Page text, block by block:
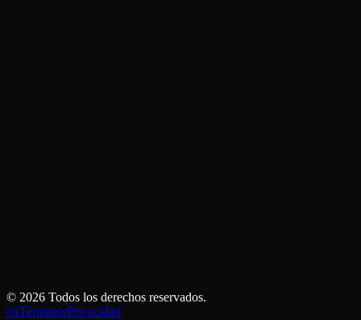
© 2026 Todos los derechos reservados.
enTérminosPrivacidad